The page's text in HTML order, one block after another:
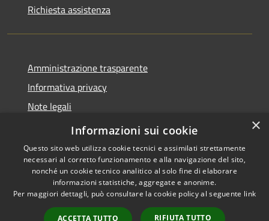
Richiesta assistenza
Amministrazione trasparente
Informativa privacy
Note legali
Dichiarazione di accessibilità
Accessibilità
Copyright © 2026 • Comune di
Santo Stefano del Sole •
Powered byMunicipium
×
Informazioni sui cookie
Questo sito web utilizza cookie tecnici e assimilati strettamente
necessari al corretto funzionamento e alla navigazione del sito,
nonché un cookie tecnico analitico al solo fine di elaborare
informazioni statistiche, aggregate e anonime.
Per maggiori dettagli, può consultare la cookie policy al seguente link
ACCETTA TUTTO RIFIUTA TUTTO